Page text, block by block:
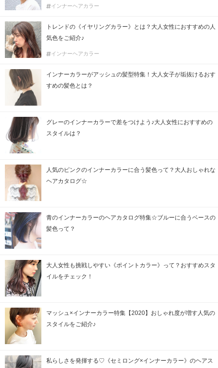
インナーヘアカラー
トレンドの《イヤリングカラー》とは？大人女性におすすめの人
気色をご紹介♪
インナーヘアカラー
インナーカラーがアッシュの髪型特集！大人女子が垢抜けるおす
すめの髪色とは？
グレーのインナーカラーで差をつけよう♪大人女性におすすめの
スタイルは？
人気のピンクのインナーカラーに合う髪色って？大人おしゃれな
ヘアカタログ☆
青のインナーカラーのヘアカタログ特集☆ブルーに合うベースの
髪色って？
大人女性も挑戦しやすい《ポイントカラー》って？おすすめスタ
イルをチェック！
マッシュ×インナーカラー特集【2020】おしゃれ度が増す人気の
スタイルをご紹介♪
私らしさを発揮する♡《セミロング×インナーカラー》のヘアス